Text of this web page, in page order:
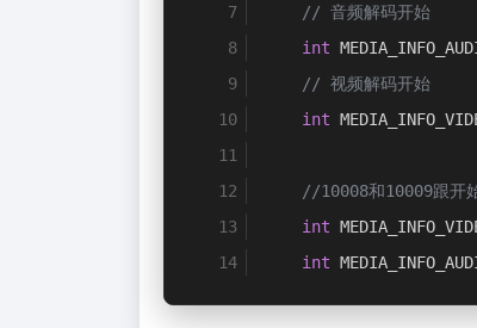
// 音频解码开始
int
// 视频解码开始
int
//10008和10009跟开
int
int